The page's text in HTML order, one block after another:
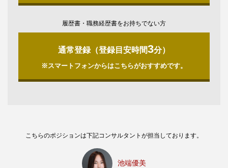
履歴書・職務経歴書をお持ちでない方
通常登録（登録目安時間3分）
※スマートフォンからはこちらがおすすめです。
こちらのポジションは下記コンサルタントが担当しております。
池端優美